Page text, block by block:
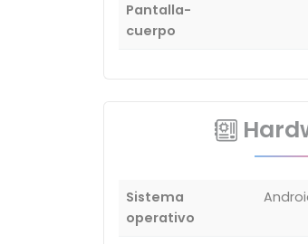
Pantalla-
cuerpo
Sistema
operativo